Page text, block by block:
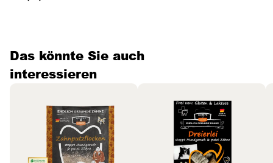
Das könnte Sie auch
interessieren